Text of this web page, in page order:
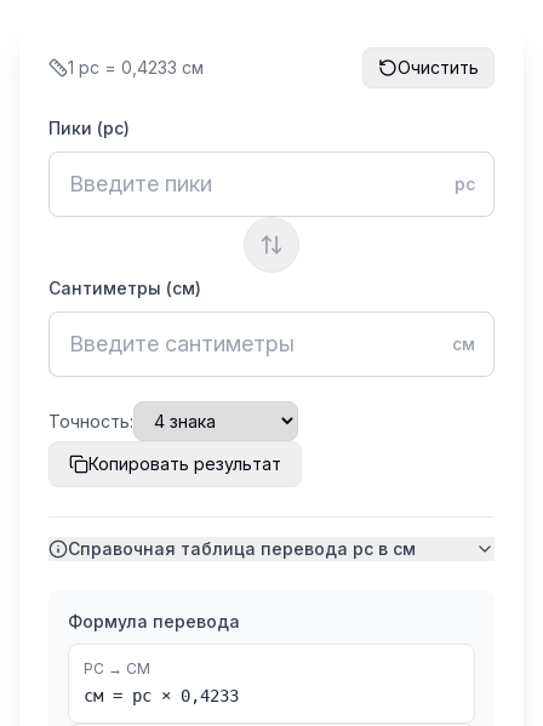
1 pc = 0,4233 см Очистить
Пики (pc)
pc
Сантиметры (см)
см
Точность:
Копировать результат
Справочная таблица перевода pc в см
(pc)
(см)
pc
0,8467
Формула перевода
PC → CM
см = pc × 0,4233